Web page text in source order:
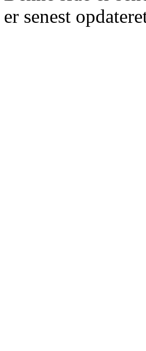
er senest